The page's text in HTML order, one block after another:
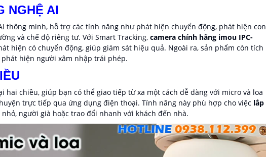
NGHỆ AI
thông minh, hỗ trợ các tính năng như phát hiện chuyển động, phát hiện con
và chế độ riêng tư. Với Smart Tracking, camera chính hãng imou IPC-
hiện có chuyển động, giúp giám sát hiệu quả. Ngoài ra, sản phẩm còn tích
hiện người xâm nhập trái phép.
hai chiều, giúp bạn có thể giao tiếp từ xa một cách dễ dàng với micro và loa
trực tiếp qua ứng dụng điện thoại. Tính năng này phù hợp cho việc lắp
người già hoặc trao đổi nhanh với khách đến nhà.